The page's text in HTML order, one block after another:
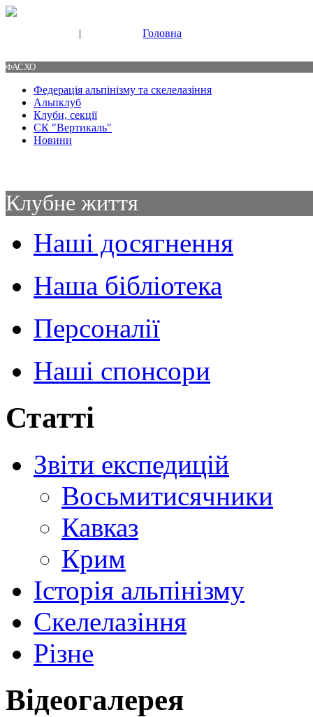
| Головна
ФАСХО
Федерація альпінізму та скелелазіння
Альпклуб
Клуби, секції
СК "Вертикаль"
Новини
Клубне життя
Наші досягнення
Наша бібліотека
Персоналії
Наші спонсори
Статті
Звіти експедицій
Восьмитисячники
Кавказ
Крим
Історія альпінізму
Скелелазіння
Різне
Відеогалерея